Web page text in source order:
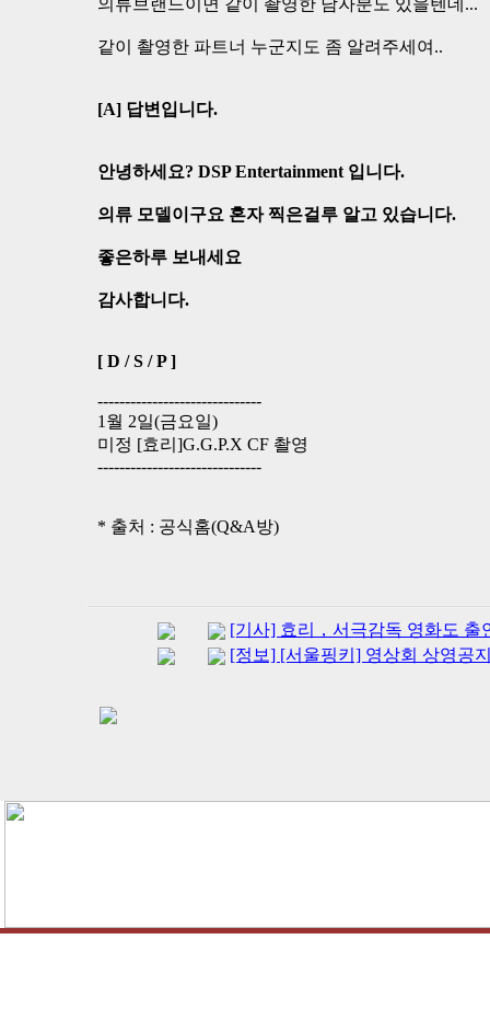
의류브랜드이면 같이 촬영한 남자분도 있을텐데...
같이 촬영한 파트너 누군지도 좀 알려주세여..
[A] 답변입니다.
안녕하세요? DSP Entertainment 입니다.
의류 모델이구요 혼자 찍은걸루 알고 있습니다.
좋은하루 보내세요
감사합니다.
[ D / S / P ]
------------------------------
1월 2일(금요일)
미정 [효리]G.G.P.X CF 촬영
------------------------------
* 출처 : 공식홈(Q&A방)
[기사] 효리，서극감독 영화도 출
[정보] [서울핑키] 영상회 상영공